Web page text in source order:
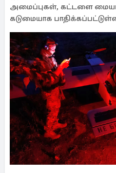
அமைப்புகள், கட்டளை
கடுமையாக